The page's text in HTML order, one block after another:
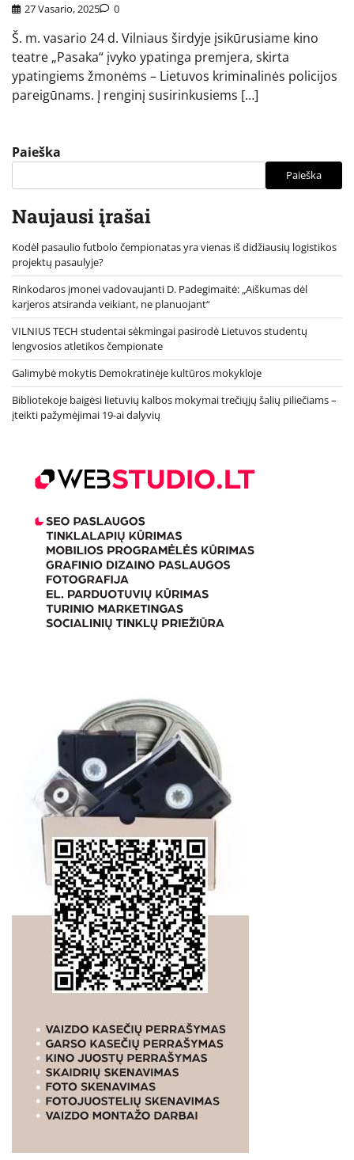
27 Vasario, 2025 0
Š. m. vasario 24 d. Vilniaus širdyje įsikūrusiame kino
teatre „Pasaka“ įvyko ypatinga premjera, skirta
ypatingiems žmonėms – Lietuvos kriminalinės policijos
pareigūnams. Į renginį susirinkusiems […]
Paieška
Paieška
Naujausi įrašai
Kodėl pasaulio futbolo čempionatas yra vienas iš didžiausių logistikos
projektų pasaulyje?
Rinkodaros įmonei vadovaujanti D. Padegimaitė: „Aiškumas dėl
karjeros atsiranda veikiant, ne planuojant“
VILNIUS TECH studentai sėkmingai pasirodė Lietuvos studentų
lengvosios atletikos čempionate
Galimybė mokytis Demokratinėje kultūros mokykloje
Bibliotekoje baigėsi lietuvių kalbos mokymai trečiųjų šalių piliečiams –
įteikti pažymėjimai 19-ai dalyvių